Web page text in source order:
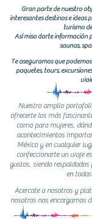
Gran parte de nuestro
interesantes destinos e ideas
turismo
Así miso darte información
saunas,
Te aseguramos que
paquetes, tours,
Nuestro amplio
ofrecerte los más
como para mujeres,
acontecimientos
México y en cualquier
confeccionarte un viaje
gustos, siendo
en
Acercate a nosotros y
nosotros nos encargamos